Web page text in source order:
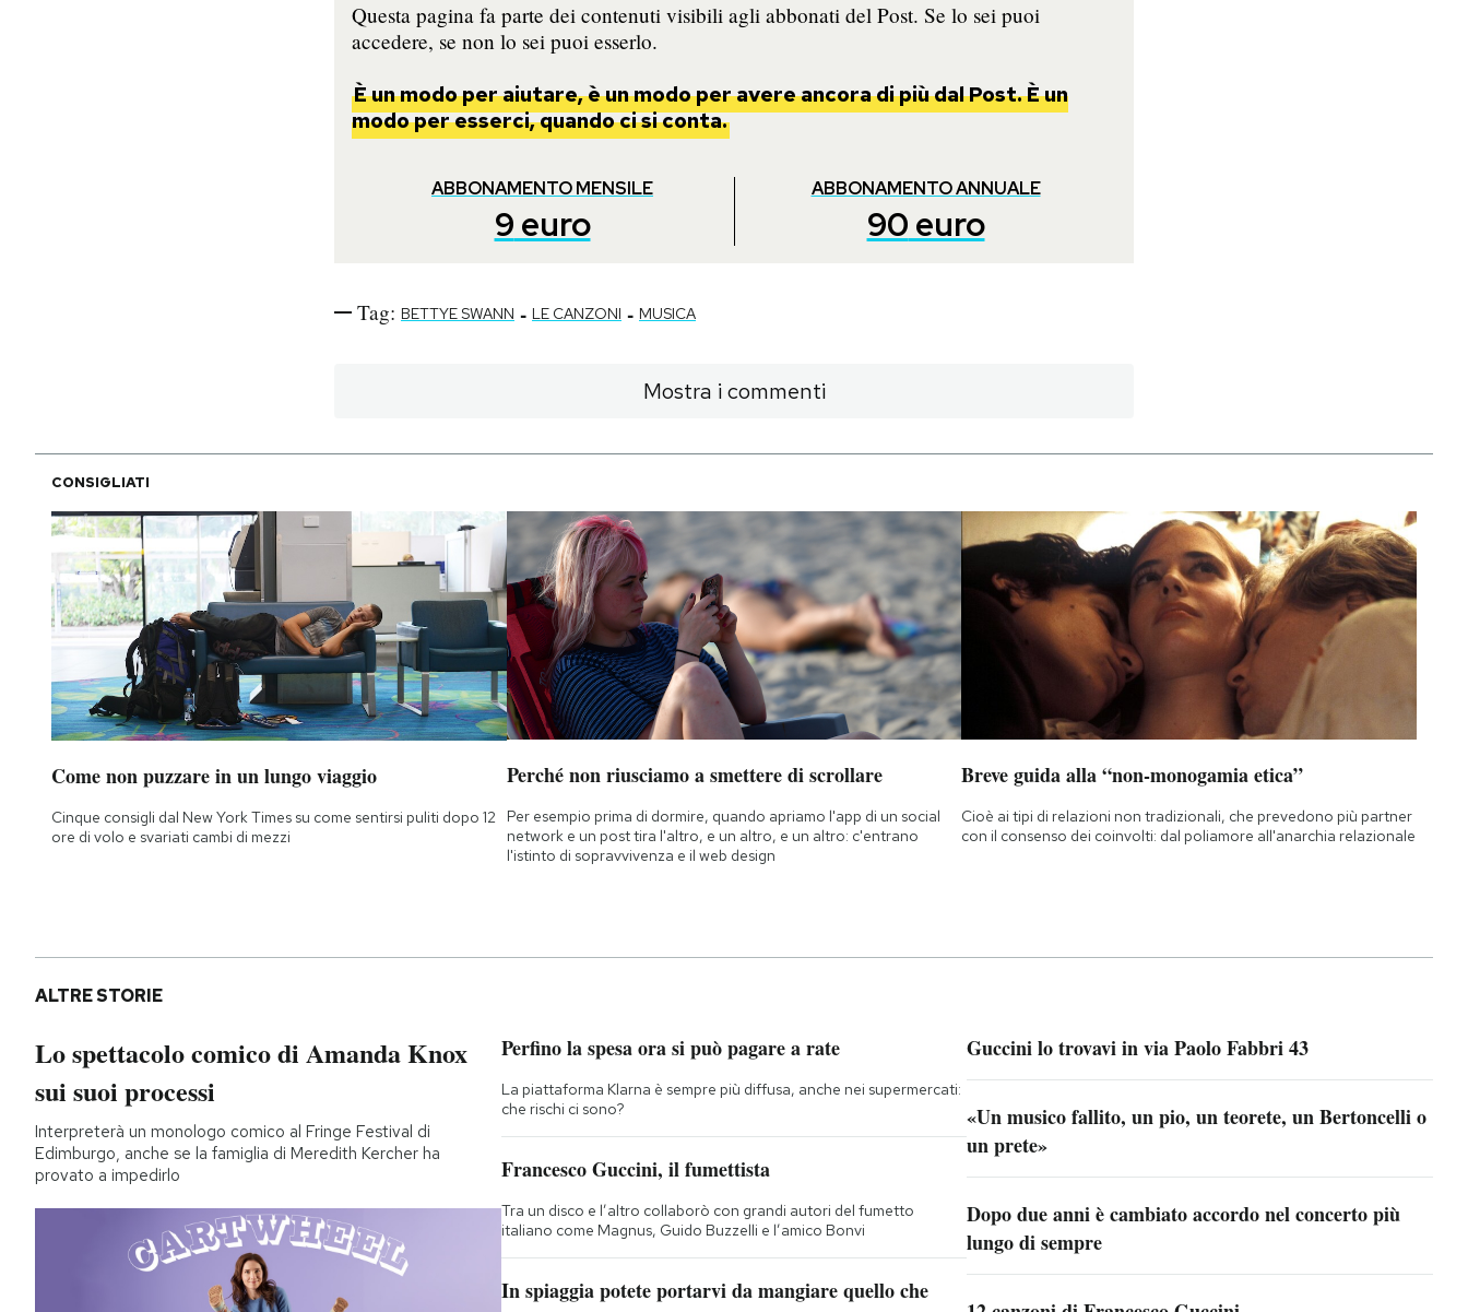
Questa pagina fa parte dei contenuti visibili agli abbonati del Post. Se lo sei puoi
accedere, se non lo sei puoi esserlo.
È un modo per aiutare, è un modo per avere ancora di più dal Post. È un
modo per esserci, quando ci si conta.
ABBONAMENTO MENSILE
9 euro
ABBONAMENTO ANNUALE
90 euro
Tag: BETTYE SWANN - LE CANZONI - MUSICA
Mostra i commenti
CONSIGLIATI
Come non puzzare in un lungo viaggio
Cinque consigli dal New York Times su come sentirsi puliti dopo 12
ore di volo e svariati cambi di mezzi
Perché non riusciamo a smettere di scrollare
Per esempio prima di dormire, quando apriamo l'app di un social
network e un post tira l'altro, e un altro, e un altro: c'entrano
l'istinto di sopravvivenza e il web design
Breve guida alla “non-monogamia etica”
Cioè ai tipi di relazioni non tradizionali, che prevedono più partner
con il consenso dei coinvolti: dal poliamore all'anarchia relazionale
ALTRE STORIE
Lo spettacolo comico di Amanda Knox
sui suoi processi
Interpreterà un monologo comico al Fringe Festival di
Edimburgo, anche se la famiglia di Meredith Kercher ha
provato a impedirlo
Perfino la spesa ora si può pagare a rate
La piattaforma Klarna è sempre più diffusa, anche nei supermercati:
che rischi ci sono?
Francesco Guccini, il fumettista
Tra un disco e l’altro collaborò con grandi autori del fumetto
italiano come Magnus, Guido Buzzelli e l’amico Bonvi
In spiaggia potete portarvi da mangiare quello che
Guccini lo trovavi in via Paolo Fabbri 43
«Un musico fallito, un pio, un teorete, un Bertoncelli o
un prete»
Dopo due anni è cambiato accordo nel concerto più
lungo di sempre